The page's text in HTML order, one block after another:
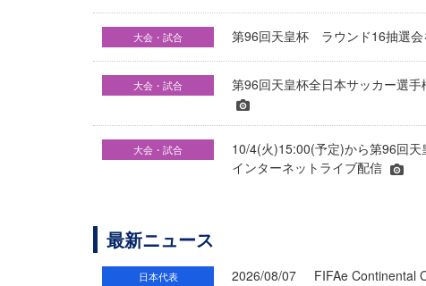
大会・試合 第96回天皇杯 ラウンド16抽選会
大会・試合 第96回天皇杯全日本サッカー選
大会・試合
10/4(火)15:00(予定)から第96回
インターネットライブ配信
最新ニュース
日本代表 2026/08/07 FIFAe Continental